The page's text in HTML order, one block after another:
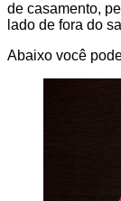
de casamento,
lado de fora do
Abaixo você